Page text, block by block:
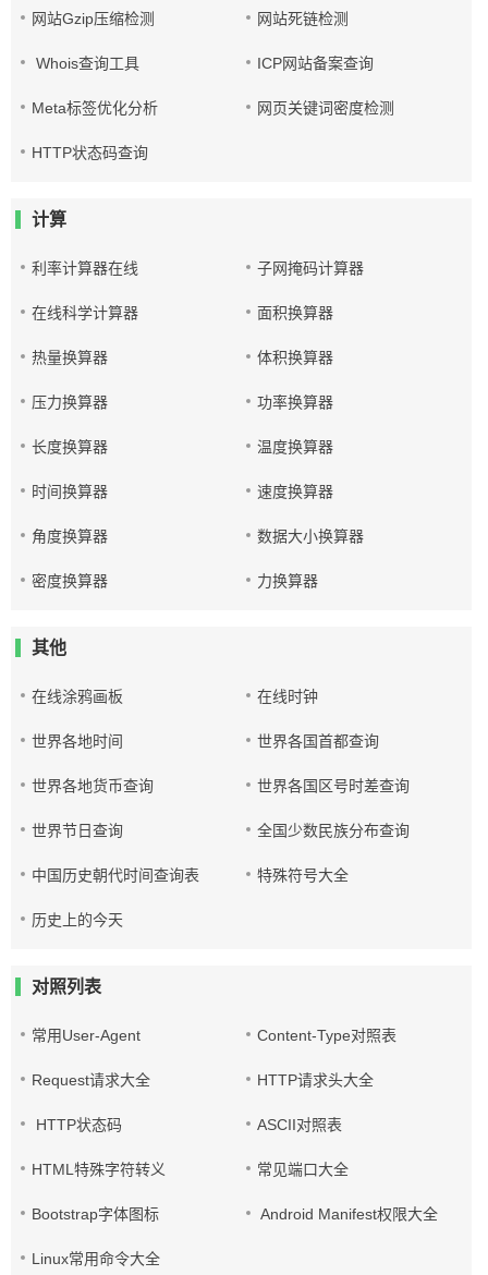
网站Gzip压缩检测 网站死链检测
Whois查询工具 ICP网站备案查询
Meta标签优化分析 网页关键词密度检测
HTTP状态码查询
计算
利率计算器在线 子网掩码计算器
在线科学计算器 面积换算器
热量换算器 体积换算器
压力换算器 功率换算器
长度换算器 温度换算器
时间换算器 速度换算器
角度换算器 数据大小换算器
密度换算器 力换算器
其他
在线涂鸦画板 在线时钟
世界各地时间 世界各国首都查询
世界各地货币查询 世界各国区号时差查询
世界节日查询 全国少数民族分布查询
中国历史朝代时间查询表 特殊符号大全
历史上的今天
对照列表
常用User-Agent Content-Type对照表
Request请求大全 HTTP请求头大全
HTTP状态码 ASCII对照表
HTML特殊字符转义 常见端口大全
Bootstrap字体图标 Android Manifest权限大全
Linux常用命令大全